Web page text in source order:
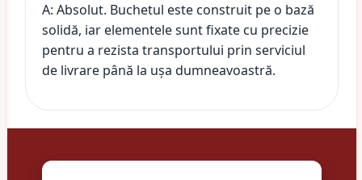
A: Absolut. Buchetul este construit pe o bază
solidă, iar elementele sunt fixate cu precizie
pentru a rezista transportului prin serviciul
de livrare până la ușa dumneavoastră.